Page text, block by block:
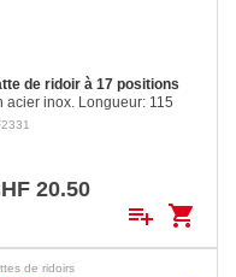
de ridoir à 17 positions
acier inox. Longueur: 115
Axe: 4.8 mm Avec système
20.50
playlist_add shopping_cart
de ridoirs